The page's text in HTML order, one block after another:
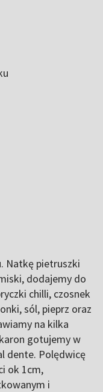
Natkę pietruszki
dodajemy do
chilli, czosnek
sól, pieprz oraz
na kilka
gotujemy w
dente. Polędwicę
ok 1cm,
i